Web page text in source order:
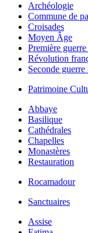
Archéologie
Commune de
Croisades
Moyen Âge
Première
Révolution
Seconde
Patrimoine
Abbaye
Basilique
Cathédrales
Chapelles
Monastères
Restauration
Rocamadour
Sanctuaires
Assise